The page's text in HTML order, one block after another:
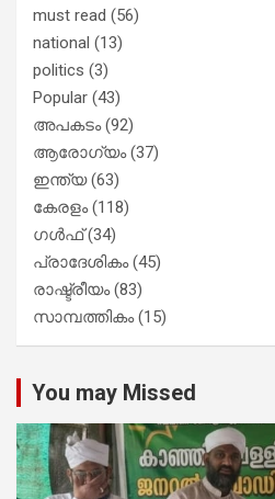
must read (56)
national (13)
politics (3)
Popular (43)
അപകടം(92)
ആരോഗ്യം(37)
ഇന്ത്യ(63)
കേരളം(118)
ഗൾഫ്(34)
പ്രാദേശികം(45)
രാഷ്ട്രീയം(83)
സാമ്പത്തികം(15)
You may Missed